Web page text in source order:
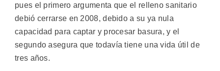
pues el primero argumenta que el relleno sanitario
debió cerrarse en 2008, debido a su ya nula
capacidad para captar y procesar basura, y el
segundo asegura que todavía tiene una vida útil de
tres años.